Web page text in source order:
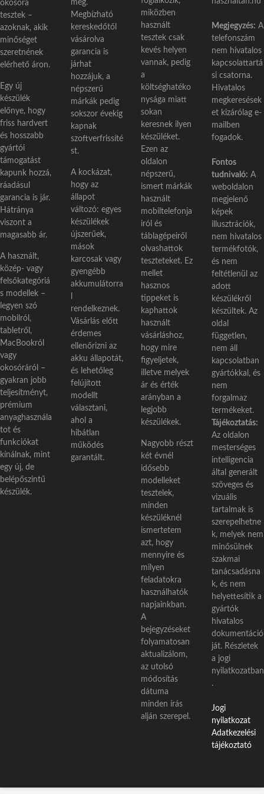
okosóra
tesztek –
azoknak, akik
minőséget
szeretnének
elérhető áron.
Egy új
készülék
előnye, hogy
friss hardvert
és hosszabb
gyártói
támogatást
kapunk hozzá,
ráadásul
garancia is jár.
Hátránya
viszont a
magasabb ár.
A használt,
közép- vagy
felsőkategóriá
s modellek –
legyen szó
mobilról,
tabletről,
MacBookról
vagy
okosóráról –
gyakran jobb
teljesítményt,
prémium
anyaghasznála
tot és
funkciókat
kínálnak, mint
egy új, de
belépőszintű
készülék.
meg.
Megbízható
kereskedőtől
vásárolva
garancia is
járhat
hozzájuk, a
népszerű
márkák pedig
sokszor évekig
kapnak
szoftverfrissíté
st.
A kockázat,
hogy az
állapot
változó: egyes
készülékek
újszerűek,
mások
karcosak vagy
gyengébb
akkumulátorra
rendelkeznek.
Vásárlás előtt
érdemes
ellenőrizni az
akku állapotát,
és lehetőleg
felújított
modellt
választani,
ahol a
hibátlan
működés
garantált.
miközben
használt
tesztek csak
kevés helyen
vannak, pedig
a
költséghatéko
nysága miatt
sokan
keresnek ilyen
készüléket.
Ezen az
oldalon
népszerű,
ismert márkák
használt
mobiltelefonja
iról és
táblagépeiről
olvashattok
teszteteket. Ez
mellet
hasznos
tippeket is
kaphattok
használt
vásárláshoz,
hogy mire
figyeljetek,
illetve melyek
ár és érték
arányban a
legjobb
készülékek.
Nagyobb részt
két évnél
idősebb
modelleket
tesztelek,
minden
készüléknél
ismertetem
azt, hogy
mennyire és
milyen
feladatokra
használhatók
napjainkban.
A
bejegyzéseket
folyamatosan
aktualizálom,
az utolsó
módosítás
dátuma
minden írás
alján szerepel.
Megjegyzés: A
telefonszám
nem hivatalos
kapcsolattartá
si csatorna.
Hivatalos
megkeresések
et kizárólag e-
mailben
fogadok.
Fontos
tudnivaló: A
weboldalon
megjelenő
képek
illusztrációk,
nem hivatalos
termékfotók,
és nem
feltétlenül az
adott
készülékről
készültek. Az
oldal
független,
nem áll
kapcsolatban
gyártókkal, és
nem
forgalmaz
termékeket.
Tájékoztatás:
Az oldalon
mesterséges
intelligencia
által generált
szöveges és
vizuális
tartalmak is
szerepelhetne
k, melyek nem
minősülnek
szakmai
tanácsadásna
k, és nem
helyettesítik a
gyártók
hivatalos
dokumentáció
ját. Részletek
a jogi
nyilatkozatban
.
Jogi
nyilatkozat
Adatkezelési
tájékoztató